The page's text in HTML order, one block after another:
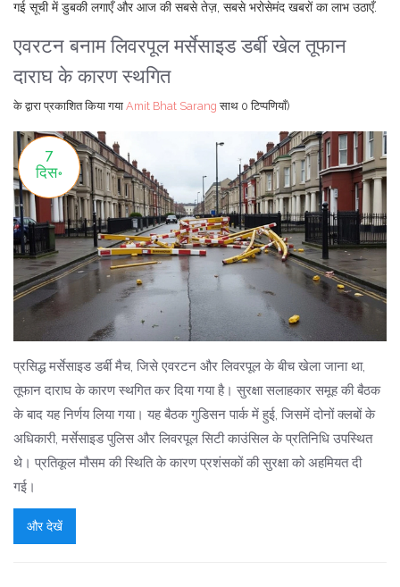
गई सूची में डुबकी लगाएँ और आज की सबसे तेज़, सबसे भरोसेमंद खबरों का लाभ उठाएँ.
एवरटन बनाम लिवरपूल मर्सेसाइड डर्बी खेल तूफान
दाराघ के कारण स्थगित
के द्वारा प्रकाशित किया गया Amit Bhat Sarang साथ 0 टिप्पणियाँ)
7
दिस॰
प्रसिद्ध मर्सेसाइड डर्बी मैच, जिसे एवरटन और लिवरपूल के बीच खेला जाना था,
तूफान दाराघ के कारण स्थगित कर दिया गया है। सुरक्षा सलाहकार समूह की बैठक
के बाद यह निर्णय लिया गया। यह बैठक गुडिसन पार्क में हुई, जिसमें दोनों क्लबों के
अधिकारी, मर्सेसाइड पुलिस और लिवरपूल सिटी काउंसिल के प्रतिनिधि उपस्थित
थे। प्रतिकूल मौसम की स्थिति के कारण प्रशंसकों की सुरक्षा को अहमियत दी
गई।
और देखें